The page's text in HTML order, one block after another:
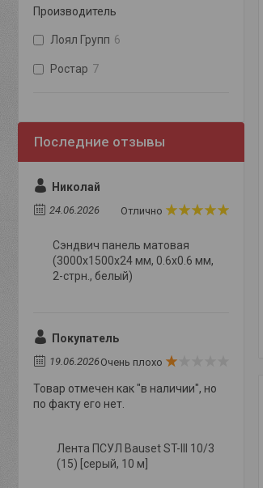
Производитель
Лоял Групп 6
Ростар 7
Николай
24.06.2026 Отлично
Сэндвич панель матовая
(3000x1500x24 мм, 0.6х0.6 мм,
2-стрн., белый)
Покупатель
19.06.2026Очень плохо
Товар отмечен как "в наличии", но
по факту его нет.
Лента ПСУЛ Bauset ST-III 10/3
(15) [серый, 10 м]